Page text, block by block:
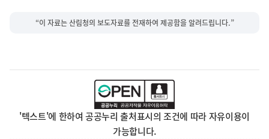
“이 자료는 산림청의 보도자료를 전재하여 제공함을 알려드립니다.”
'텍스트'에 한하여 공공누리 출처표시의 조건에 따라 자유이용이
가능합니다.